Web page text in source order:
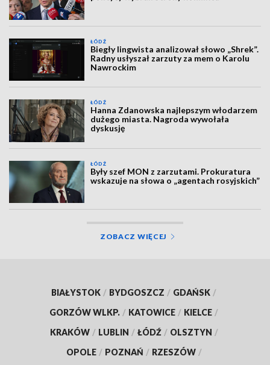
ŁÓDŹ
Biegły lingwista analizował słowo „Shrek”.
Radny usłyszał zarzuty za mem o Karolu
Nawrockim
ŁÓDŹ
Hanna Zdanowska najlepszym włodarzem
dużego miasta. Nagroda wywołała
dyskusję
ŁÓDŹ
Były szef MON z zarzutami. Prokuratura
wskazuje na słowa o „agentach rosyjskich”
ZOBACZ WIĘCEJ
BIAŁYSTOK / BYDGOSZCZ / GDAŃSK /
GORZÓW WLKP. / KATOWICE / KIELCE /
KRAKÓW / LUBLIN / ŁÓDŹ / OLSZTYN /
OPOLE / POZNAŃ / RZESZÓW /